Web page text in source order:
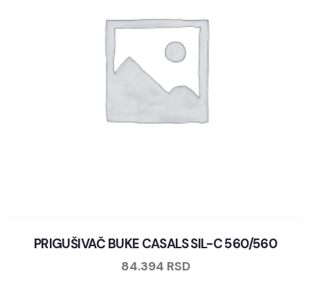
PRIGUŠIVAČ BUKE CASALS SIL-C 560/560
84.394 RSD